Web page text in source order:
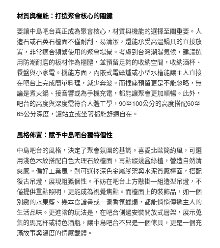
材質與機能：打造聚會核心的關鍵
要讓中島吧台真正成為聚會核心，材質與機能的選擇至關重要。人
造石或石英石檯面不僅耐刮、易清潔，還能承受高溫鍋具的直接放
置，非常適合頻繁使用的聚會場景。考慮到台灣潮濕氣候，建議選
用防潮耐磨的板材作為櫃體，並預留足夠的收納空間，收納酒杯、
餐盤與小家電。機能方面，內嵌式電磁爐或小型水槽能讓主人直接
在吧台上完成簡單料理，減少奔波。而插座預留更是不能忽略，無
論是煮火鍋、接音響或為手機充電，都能讓聚會更加順暢。此外，
吧台的高度與深度需符合人體工學，90至100公分的高度搭配60至
65公分深度，讓站立或坐著都能舒適自在。
風格佈置：賦予中島吧台獨特個性
中島吧台的風格，決定了聚會氛圍的基調。喜愛北歐簡約風，可選
用淺色木紋搭配白色大理石紋檯面，再點綴幾盆綠植，營造自然清
爽感。偏好工業風，則可選擇深色金屬腳架與水泥質感檯面，搭配
復古吊燈，展現粗獷個性。不妨在吧台上方懸掛一組造型吊燈，不
僅提供重點照明，更能成為視覺焦點。而檯面上的裝飾品，如一個
別緻的水果籃、幾本食譜書或一盞香氛蠟燭，都能悄悄傳遞主人的
生活品味。更進階的玩法是，在吧台側邊安裝開放式層架，展示蒐
集的馬克杯或特色酒瓶，讓中島吧台不只是一個傢具，更是一個充
滿故事與溫度的情感載體。